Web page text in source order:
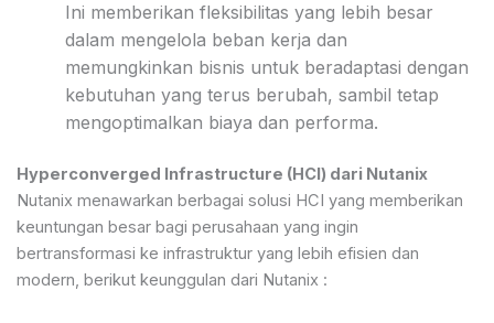
Ini memberikan fleksibilitas yang lebih besar
dalam mengelola beban kerja dan
memungkinkan bisnis untuk beradaptasi dengan
kebutuhan yang terus berubah, sambil tetap
mengoptimalkan biaya dan performa.
Hyperconverged Infrastructure (HCI) dari Nutanix
Nutanix menawarkan berbagai solusi HCI yang memberikan
keuntungan besar bagi perusahaan yang ingin
bertransformasi ke infrastruktur yang lebih efisien dan
modern, berikut keunggulan dari Nutanix :